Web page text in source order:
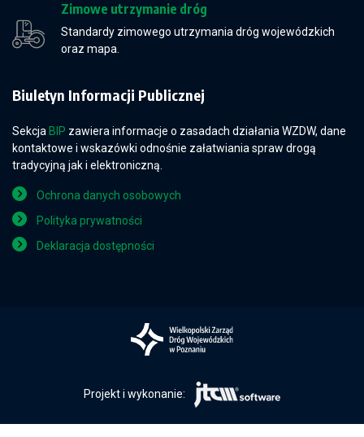
Zimowe utrzymanie dróg
Standardy zimowego utrzymania dróg wojewódzkich
oraz mapa.
Biuletyn Informacji Publicznej
Sekcja BIP zawiera informacje o zasadach działania WZDW, dane
kontaktowe i wskazówki odnośnie załatwiania spraw drogą
tradycyjną jak i elektroniczną.
Ochrona danych osobowych
Polityka prywatności
Deklaracja dostępności
Projekt i wykonanie: